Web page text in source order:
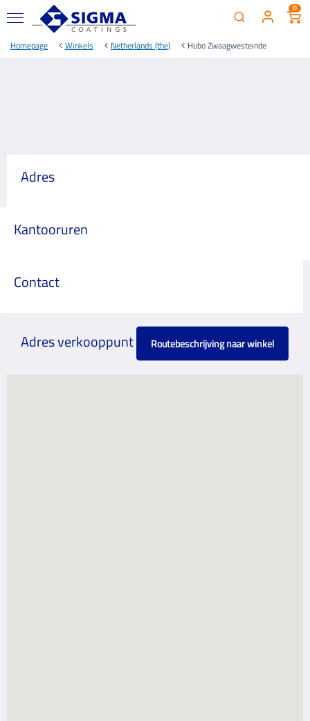
0
Homepage Winkels Netherlands (the) Hubo Zwaagwesteinde
Adres
Kantooruren
Contact
Adres verkooppunt Routebeschrijving naar winkel